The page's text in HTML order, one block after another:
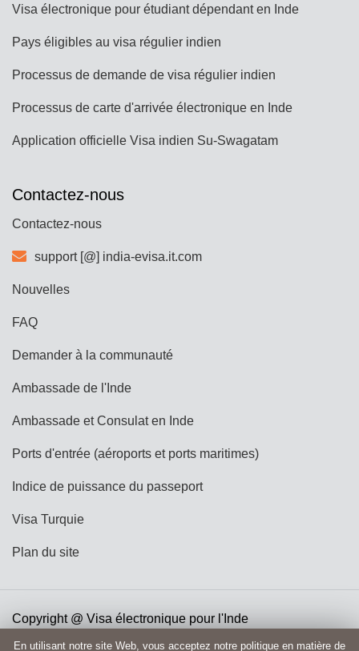
Visa électronique pour étudiant dépendant en Inde
Pays éligibles au visa régulier indien
Processus de demande de visa régulier indien
Processus de carte d'arrivée électronique en Inde
Application officielle Visa indien Su-Swagatam
Contactez-nous
Contactez-nous
support [@] india-evisa.it.com
Nouvelles
FAQ
Demander à la communauté
Ambassade de l'Inde
Ambassade et Consulat en Inde
Ports d'entrée (aéroports et ports maritimes)
Indice de puissance du passeport
Visa Turquie
Plan du site
Copyright @ Visa électronique pour l'Inde
Termes et conditions
politique de confidentialité
En utilisant notre site Web, vous acceptez notre politique en matière de